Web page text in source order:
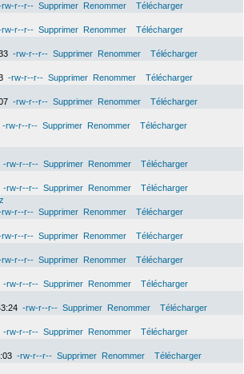
rw-r--r-- Supprimer Renommer
Télécharger
rw-r--r-- Supprimer Renommer
Télécharger
-rw-r--r-- Supprimer Renommer
Télécharger
-rw-r--r-- Supprimer Renommer
Télécharger
-rw-r--r-- Supprimer Renommer
Télécharger
-rw-r--r-- Supprimer Renommer
Télécharger
-rw-r--r-- Supprimer Renommer
Télécharger
-rw-r--r-- Supprimer Renommer
Télécharger
rw-r--r-- Supprimer Renommer
Télécharger
rw-r--r-- Supprimer Renommer
Télécharger
rw-r--r-- Supprimer Renommer
Télécharger
-rw-r--r-- Supprimer Renommer
Télécharger
-rw-r--r-- Supprimer Renommer
Télécharger
-rw-r--r-- Supprimer Renommer
Télécharger
-rw-r--r-- Supprimer Renommer
Télécharger